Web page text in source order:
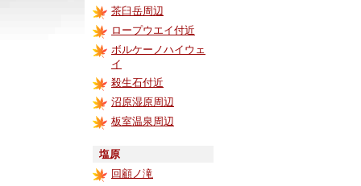
茶臼岳周辺
ロープウエイ付近
ボルケーノハイウェ
イ
殺生石付近
沼原湿原周辺
板室温泉周辺
塩原
回顧ノ滝